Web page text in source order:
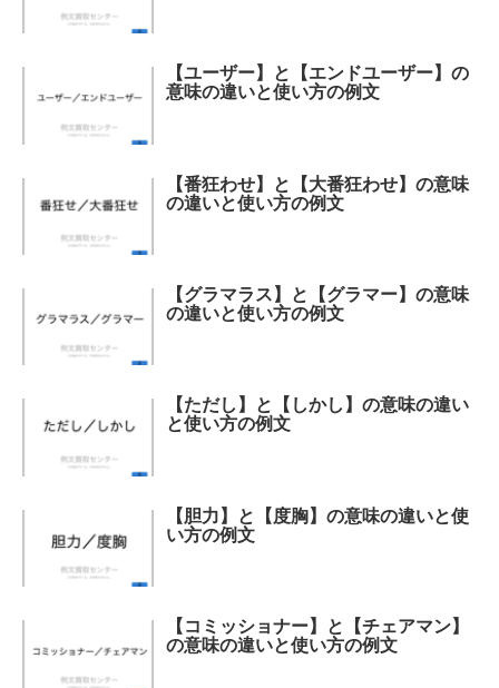
【ユーザー】と【エンドユーザー】の
意味の違いと使い方の例文
【番狂わせ】と【大番狂わせ】の意味
の違いと使い方の例文
【グラマラス】と【グラマー】の意味
の違いと使い方の例文
【ただし】と【しかし】の意味の違い
と使い方の例文
【胆力】と【度胸】の意味の違いと使
い方の例文
【コミッショナー】と【チェアマン】
の意味の違いと使い方の例文